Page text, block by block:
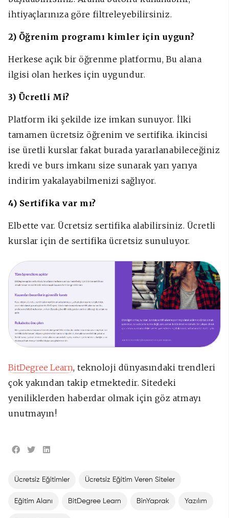
ihtiyaçlarınıza göre filtreleyebilirsiniz.
2) Öğrenim programı kimler için uygun?
Herkese açık bir öğrenme platformu, Bu alana
ilgisi olan herkes için uygundur.
3) Ücretli Mi?
Platform iki şekilde ize imkan sunuyor. İlki
tamamen ücretsiz öğrenim ve sertifika. ikincisi
ise üretli kurslar fakat burada yararlanabileceğiniz
kredi ve burs imkanı size sunarak yarı yarıya
indirim yakalayabilmenizi sağlıyor.
4) Sertifika var mı?
Elbette var. Ücretsiz sertifika alabilirsiniz. Ücretli
kurslar için de sertifika ücretsiz sunuluyor.
BitDegree Learn, teknoloji dünyasındaki trendleri
çok yakından takip etmektedir. Sitedeki
yeniliklerden haberdar olmak için göz atmayı
unutmayın!
Ücretsiz Eğitimler Ücretsiz Eğitim Veren Siteler
Eğitim Alanı BitDegree Learn BinYaprak Yazılım